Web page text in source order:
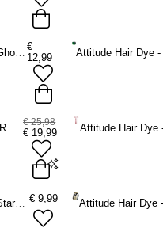
Attitude Hair Dye - Ghosted 10 Volume KIT (3%) Haarbleekmiddel KIT - Haarverf blond - Wit
€
12,99
2 x 135ml
€ 25,98
€ 19,99
Attitude Hair Dye - Star Set Haarstrik - Roze € 9,99